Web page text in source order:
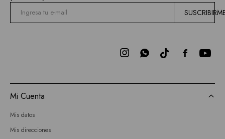

 
Mi Cuenta
Mis datos
Mis direcciones